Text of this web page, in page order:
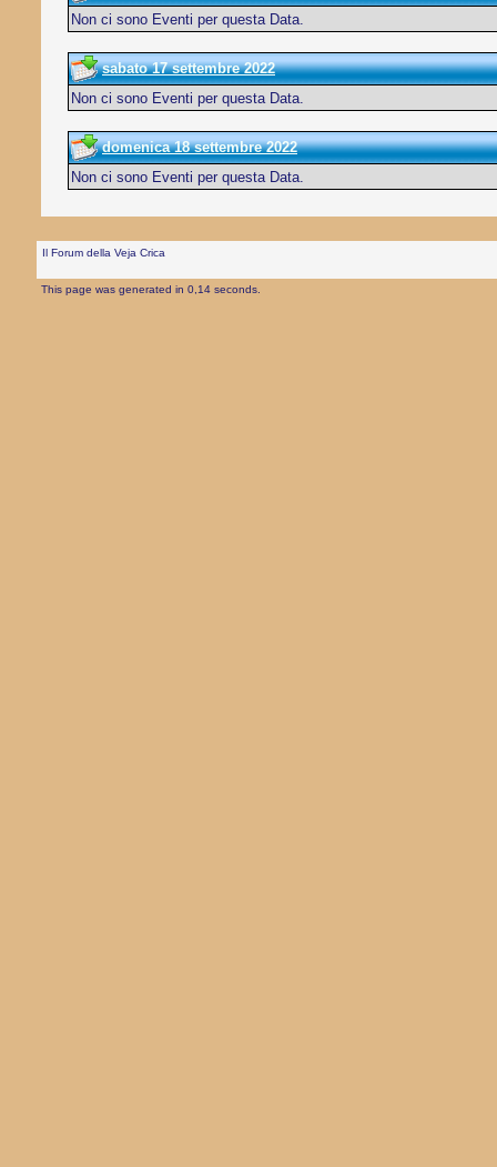
Non ci sono Eventi per questa Data.
sabato 17 settembre 2022
Non ci sono Eventi per questa Data.
domenica 18 settembre 2022
Non ci sono Eventi per questa Data.
Il Forum della Veja Crica
This page was generated in 0,14 seconds.